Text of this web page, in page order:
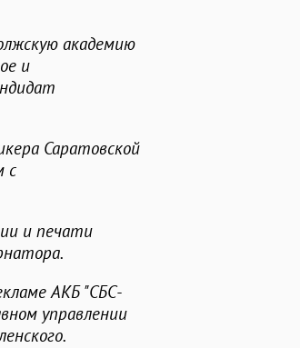
академию
и
Саратовской
с
и печати
АКБ "СБС-
управлении